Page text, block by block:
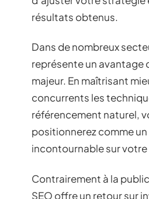
résultats obtenus.
Dans de nombreux
représente un avantage
majeur. En maîtrisant
concurrents les
référencement naturel,
positionnerez comme
incontournable sur votre
Contrairement à la
SEO offre un retour sur